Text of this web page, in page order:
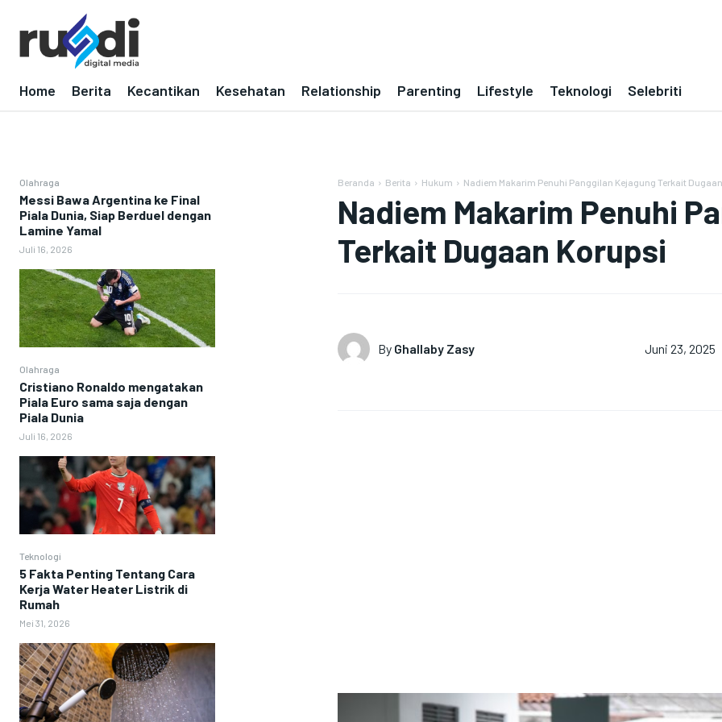
Home Berita Kecantikan Kesehatan Relationship Parenting Lifestyle Teknologi Selebriti
Olahraga
Messi Bawa Argentina ke Final
Piala Dunia, Siap Berduel dengan
Lamine Yamal
Juli 16, 2026
Olahraga
Cristiano Ronaldo mengatakan
Piala Euro sama saja dengan
Piala Dunia
Juli 16, 2026
Teknologi
5 Fakta Penting Tentang Cara
Kerja Water Heater Listrik di
Rumah
Mei 31, 2026
Beranda Berita Hukum Nadiem Makarim Penuhi Panggilan Kejagung Terkait
Nadiem Makarim Penuhi
Terkait Dugaan Korupsi
By Ghallaby Zasy Juni 23, 2025